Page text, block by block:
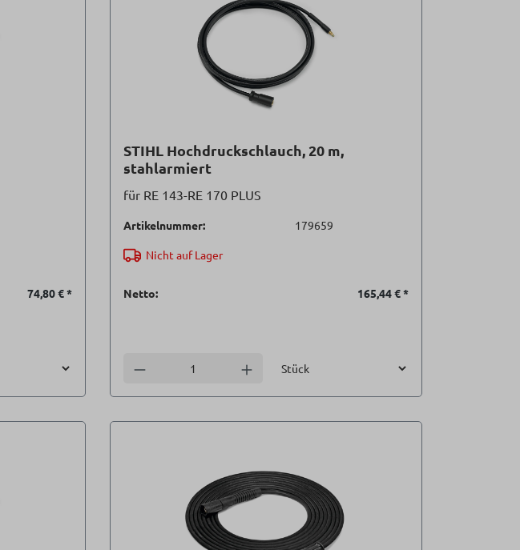
74,80 €*
STIHL Hochdruckschlauch, 20 m,
stahlarmiert
für RE 143-RE 170 PLUS
Artikelnummer: 179659
Nicht auf Lager
Netto: 165,44 €*
Anzahl verringern Anzahl erhöhen